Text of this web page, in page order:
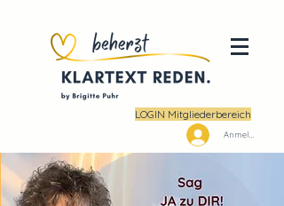
LOGIN Mitgliederbereich
Anmelden